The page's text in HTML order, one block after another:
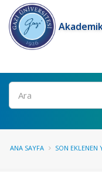
Ara
ANA SAYFA SON EKLENEN